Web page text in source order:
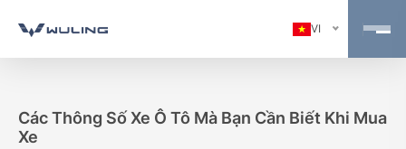
VI
Các Thông Số Xe Ô Tô Mà Bạn Cần Biết Khi Mua
Xe